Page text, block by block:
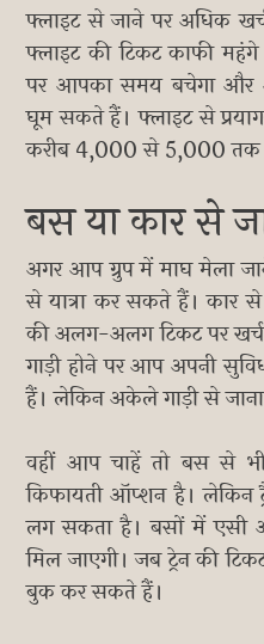
फ्लाइट से जाने पर अधिक
फ्लाइट की टिकट काफी
पर आपका समय बचेगा और
घूम सकते हैं। फ्लाइट से
करीब 4,000 से 5,000 तक
बस या कार से
अगर आप ग्रुप में माघ मेला
से यात्रा कर सकते हैं। कार
की अलग-अलग टिकट पर खर्च
गाड़ी होने पर आप अपनी
हैं। लेकिन अकेले गाड़ी से
वहीं आप चाहें तो बस से
किफायती ऑप्शन है। लेकिन
लग सकता है। बसों में एसी
मिल जाएगी। जब ट्रेन की
बुक कर सकते हैं।